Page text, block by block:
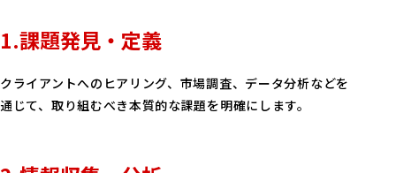
1.課題発見・定義
クライアントへのヒアリング、市場調査、データ分析などを
通じて、取り組むべき本質的な課題を明確にします。